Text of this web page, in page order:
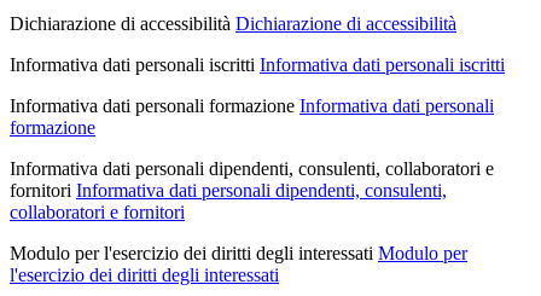
Dichiarazione di accessibilità Dichiarazione di accessibilità
Informativa dati personali iscritti Informativa dati personali iscritti
Informativa dati personali formazione Informativa dati personali
formazione
Informativa dati personali dipendenti, consulenti, collaboratori e
fornitori Informativa dati personali dipendenti, consulenti,
collaboratori e fornitori
Modulo per l'esercizio dei diritti degli interessati Modulo per
l'esercizio dei diritti degli interessati